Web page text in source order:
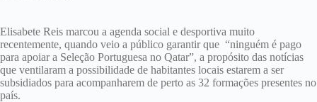
Elisabete Reis marcou a agenda social e desportiva muito
recentemente, quando veio a público garantir que “ninguém é pago
para apoiar a Seleção Portuguesa no Qatar”, a propósito das notícias
que ventilaram a possibilidade de habitantes locais estarem a ser
subsidiados para acompanharem de perto as 32 formações presentes no
país.